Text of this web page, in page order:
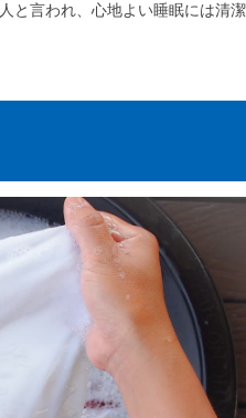
と言われ、心地よい睡眠には清潔